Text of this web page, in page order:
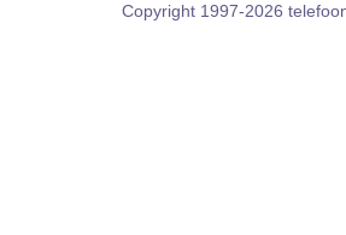
Copyright 1997-2026